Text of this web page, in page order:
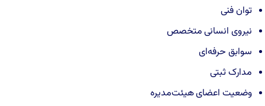
توان فنی
نیروی انسانی متخصص
سوابق حرفه‌ای
مدارک ثبتی
وضعیت اعضای هیئت‌مدیره